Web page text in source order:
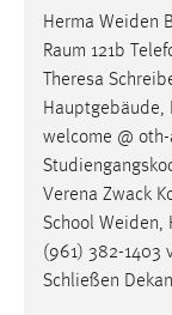
Herma Weiden
Raum 121b
Theresa
Hauptgebäude,
welcome @
Verena Zwack
School Weiden,
(961) 382-1403
Schließen